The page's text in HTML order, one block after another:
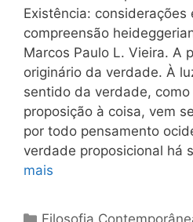
Existência: considerações
compreensão
Marcos Paulo L. Vieira. A
originário da verdade. À
sentido da verdade,
proposição à coisa, vem
por todo pensamento
verdade proposicional há
mais
Categorias